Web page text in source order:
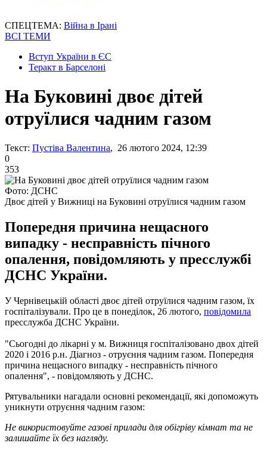
СПЕЦТЕМА: Війна в Ірані
ВСІ ТЕМИ
Вступ України в ЄС
Теракт в Барселоні
На Буковині двоє дітей
отруїлися чадним газом
Текст: Пустіва Валентина, 26 лютого 2024, 12:39
0
353
Фото: ДСНС
Двоє дітей у Вижниці на Буковині отруїлися чадним газом
Попередня причина нещасного
випадку - несправність пічного
опалення, повідомляють у пресслужбі
ДСНС України.
У Чернівецькій області двоє дітей отруїлися чадним газом, їх
госпіталізували. Про це в понеділок, 26 лютого, повідомила
пресслужба ДСНС України.
"Сьогодні до лікарні у м. Вижниця госпіталізовано двох дітей
2020 і 2016 р.н. Діагноз - отруєння чадним газом. Попередня
причина нещасного випадку - несправність пічного
опалення", - повідомляють у ДСНС.
Рятувальники нагадали основні рекомендації, які допоможуть
уникнути отруєння чадним газом:
Не використовуйте газові прилади для обігріву кімнат та не
залишайте їх без нагляду.